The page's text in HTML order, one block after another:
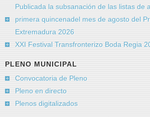
Publicada la subsanación de las listas de
primera quincenadel mes de agosto del
Extremadura 2026
XXI Festival Transfronterizo Boda Regia
PLENO MUNICIPAL
Convocatoria de Pleno
Pleno en directo
Plenos digitalizados